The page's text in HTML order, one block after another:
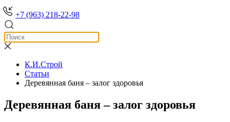
+7 (963) 218-22-98
К.И.Строй
Статьи
Деревянная баня – залог здоровья
Деревянная баня – залог здоровья